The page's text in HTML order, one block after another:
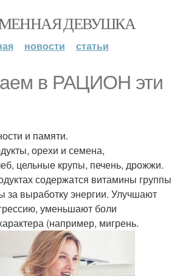
ДЕВУШКА
новости статьи
в РАЦИОН эти
и памяти.
орехи и семена,
цельные крупы, печень, дрожжи.
содержатся витамины группы
за выработку энергии. Улучшают
уменьшают боли
(например, мигрень.